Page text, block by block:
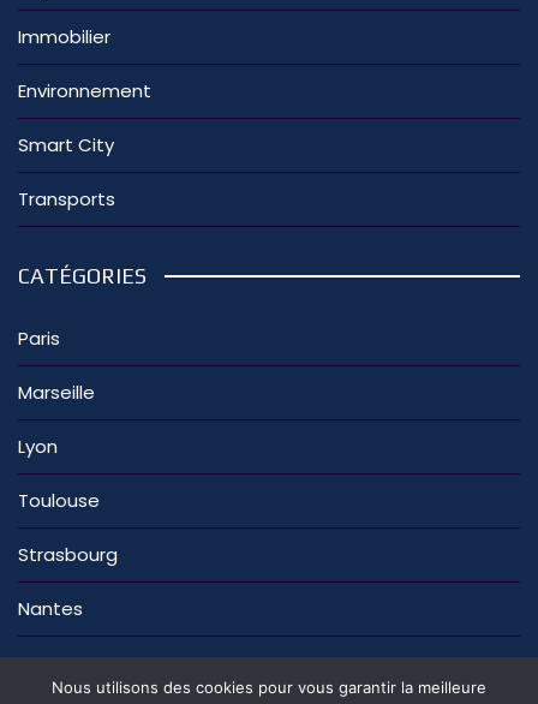
Immobilier
Environnement
Smart City
Transports
CATÉGORIES
Paris
Marseille
Lyon
Toulouse
Strasbourg
Nantes
Nous utilisons des cookies pour vous garantir la meilleure